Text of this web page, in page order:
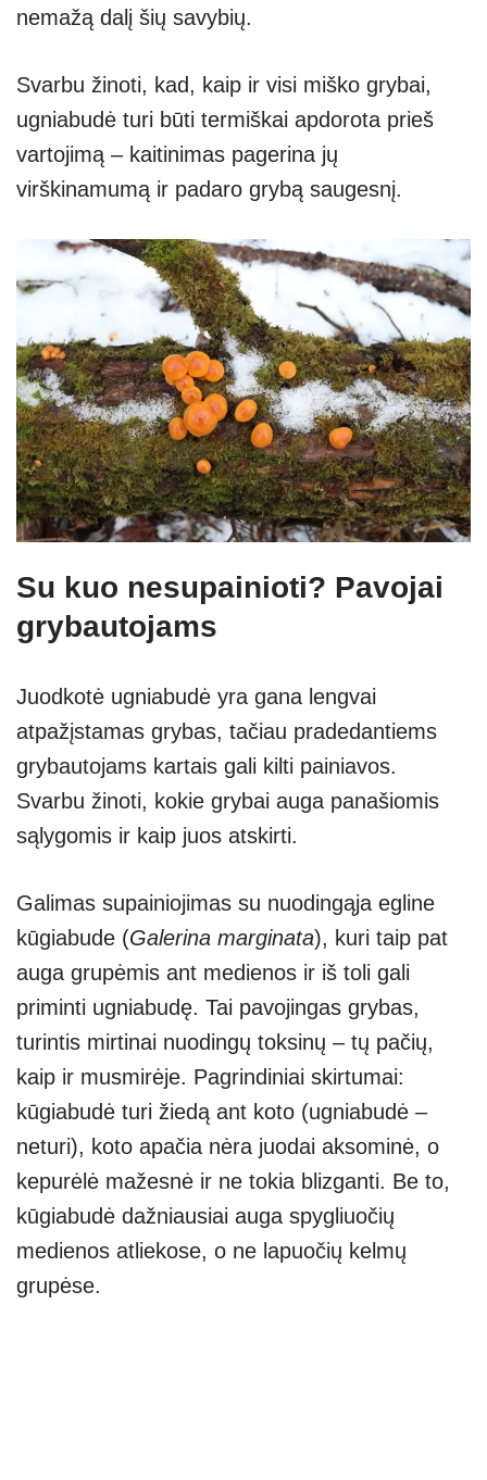
nemažą dalį šių savybių.
Svarbu žinoti, kad, kaip ir visi miško grybai,
ugniabudė turi būti termiškai apdorota prieš
vartojimą – kaitinimas pagerina jų
virškinamumą ir padaro grybą saugesnį.
Su kuo nesupainioti? Pavojai
grybautojams
Juodkotė ugniabudė yra gana lengvai
atpažįstamas grybas, tačiau pradedantiems
grybautojams kartais gali kilti painiavos.
Svarbu žinoti, kokie grybai auga panašiomis
sąlygomis ir kaip juos atskirti.
Galimas supainiojimas su nuodingąja egline
kūgiabude (Galerina marginata), kuri taip pat
auga grupėmis ant medienos ir iš toli gali
priminti ugniabudę. Tai pavojingas grybas,
turintis mirtinai nuodingų toksinų – tų pačių,
kaip ir musmirėje. Pagrindiniai skirtumai:
kūgiabudė turi žiedą ant koto (ugniabudė –
neturi), koto apačia nėra juodai aksominė, o
kepurėlė mažesnė ir ne tokia blizganti. Be to,
kūgiabudė dažniausiai auga spygliuočių
medienos atliekose, o ne lapuočių kelmų
grupėse.